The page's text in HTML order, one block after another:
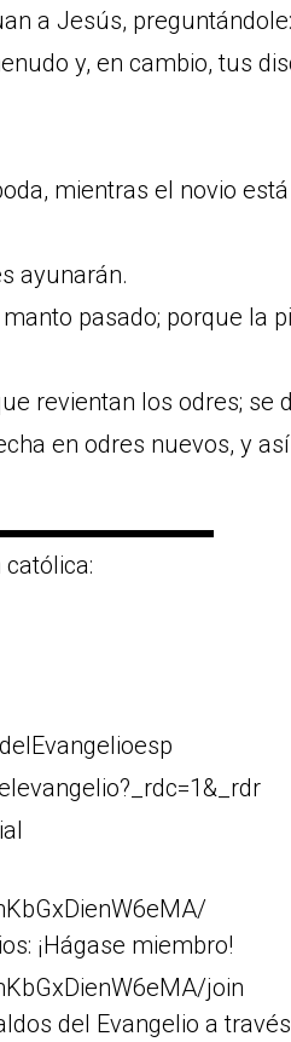
a Jesús, preguntándole:
y, en cambio, tus
mientras el novio
ayunarán.
pasado; porque la
revientan los odres; se
en odres nuevos, y
¡Hágase miembro!
join
del Evangelio a